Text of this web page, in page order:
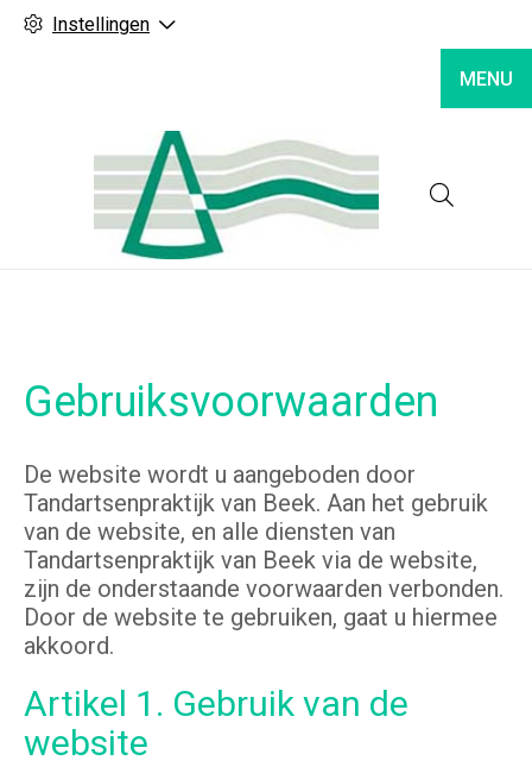
Instellingen
MENU
Gebruiksvoorwaarden
De website wordt u aangeboden door
Tandartsenpraktijk van Beek. Aan het gebruik
van de website, en alle diensten van
Tandartsenpraktijk van Beek via de website,
zijn de onderstaande voorwaarden verbonden.
Door de website te gebruiken, gaat u hiermee
akkoord.
Artikel 1. Gebruik van de
website